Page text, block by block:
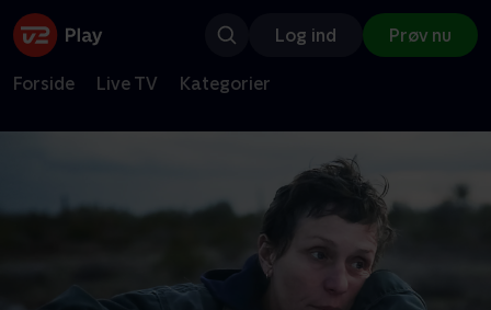
Log ind Prøv nu
Forside Live TV Kategorier